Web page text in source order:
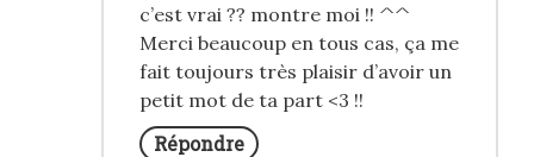
c’est vrai ?? montre moi !! ^^
Merci beaucoup en tous cas, ça me
fait toujours très plaisir d’avoir un
petit mot de ta part <3 !!
Répondre